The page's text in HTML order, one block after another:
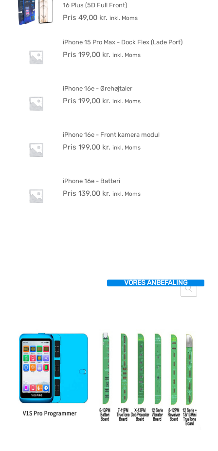
VORES ANBEFALING
16 Plus (5D Full Front)
Pris 49,00 kr. inkl. Moms
iPhone 15 Pro Max - Dock Flex (Lade Port)
Pris 199,00 kr. inkl. Moms
iPhone 16e - Ørehøjtaler
Pris 199,00 kr. inkl. Moms
iPhone 16e - Front kamera modul
Pris 199,00 kr. inkl. Moms
iPhone 16e - Batteri
Pris 139,00 kr. inkl. Moms